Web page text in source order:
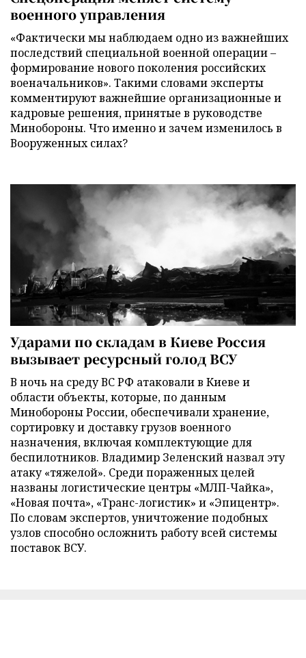
военного управления
«Фактически мы наблюдаем одно из важнейших
последствий специальной военной операции –
формирование нового поколения российских
военачальников». Такими словами эксперты
комментируют важнейшие организационные и
кадровые решения, принятые в руководстве
Минобороны. Что именно и зачем изменилось в
Вооруженных силах?
Ударами по складам в Киеве Россия
вызывает ресурсный голод ВСУ
В ночь на среду ВС РФ атаковали в Киеве и
области объекты, которые, по данным
Минобороны России, обеспечивали хранение,
сортировку и доставку грузов военного
назначения, включая комплектующие для
беспилотников. Владимир Зеленский назвал эту
атаку «тяжелой». Среди пораженных целей
названы логистические центры «МЛП-Чайка»,
«Новая почта», «Транс-логистик» и «Эпицентр».
По словам экспертов, уничтожение подобных
узлов способно осложнить работу всей системы
поставок ВСУ.